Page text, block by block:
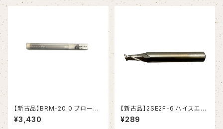
【新古品】BRM-20.0 ブローチ
リーマ モールステーパシャンク
（日研工作所）
¥3,430
【新古品】2SE2F-6 ハイスエン
ドミル (YG-1)
¥289